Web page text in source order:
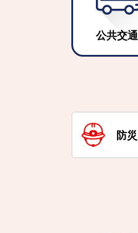
公共交通
防災